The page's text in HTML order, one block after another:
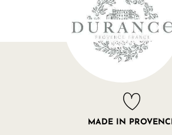
MADE IN